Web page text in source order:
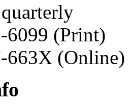
6099 (Print)
663X (Online)